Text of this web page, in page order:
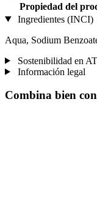
Propiedad del
Ingredientes (INCI)
Aqua, Sodium
Sostenibilidad en
Información legal
Combina bien con